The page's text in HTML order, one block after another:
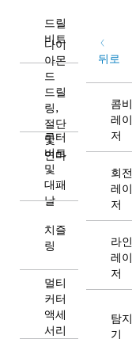
드릴
비트
다이
아몬
드
드릴
링,
절단
및
연마
루터
비트
및
대패
날
치즐
링
멀티
커터
액세
서리
뒤로
콤비
레이
저
회전
레이
저
라인
레이
저
탐지
기